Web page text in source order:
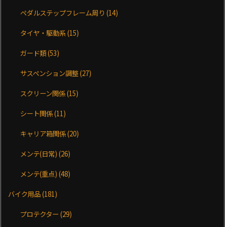
ペダルステップフレーム周り(14)
タイヤ・駆動系(15)
ガード類(53)
サスペンション調整(27)
スクリーン関係(15)
シート関係(11)
キャリア箱関係(20)
メンテ(日常)(26)
メンテ(重点)(48)
バイク用品(181)
プロテクター(29)